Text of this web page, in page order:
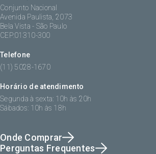
Conjunto Nacional
Avenida Paulista, 2073
Bela Vista - São Paulo
CEP:01310-300
Telefone
(11) 5028-1670
Horário de atendimento
Segunda à sexta: 10h às 20h
Sábados: 10h às 18h
Onde Comprar
Perguntas Frequentes